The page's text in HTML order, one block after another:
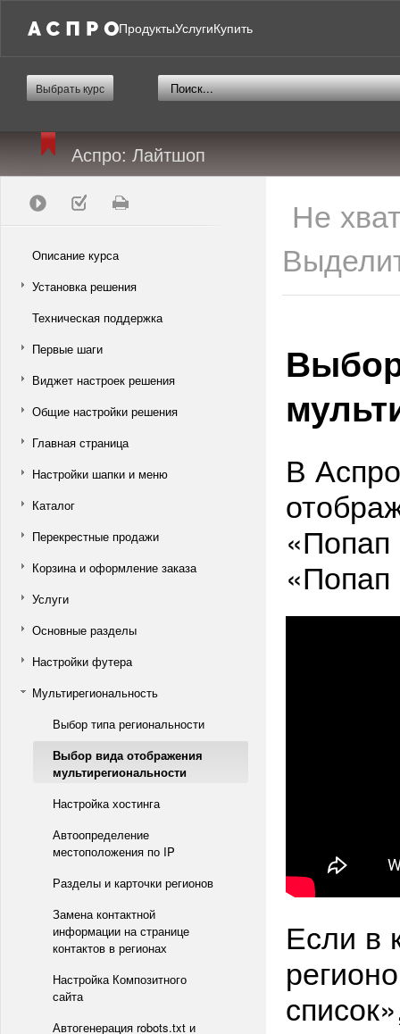
ПродуктыУслугиКупить
Выбрать курс
Аспро: Лайтшоп
Описание курса
Установка решения
Техническая поддержка
Первые шаги
Виджет настроек решения
Общие настройки решения
Главная страница
Настройки шапки и меню
Каталог
Перекрестные продажи
Корзина и оформление заказа
Услуги
Основные разделы
Настройки футера
Мультирегиональность
Выбор типа региональности
Выбор вида отображения
мультирегиональности
Настройка хостинга
Автоопределение
местоположения по IP
Разделы и карточки регионов
Замена контактной
информации на странице
контактов в регионах
Настройка Композитного
сайта
Автогенерация robots.txt и
Не
В
«Попап
«Попап
Если в